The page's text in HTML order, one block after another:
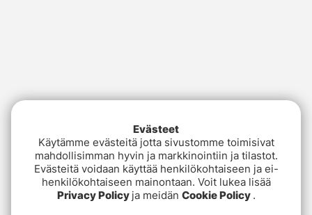
Evästeet
Käytämme evästeitä jotta sivustomme toimisivat
mahdollisimman hyvin ja markkinointiin ja tilastot.
Evästeitä voidaan käyttää henkilökohtaiseen ja ei-
henkilökohtaiseen mainontaan. Voit lukea lisää
Privacy Policy ja meidän Cookie Policy .